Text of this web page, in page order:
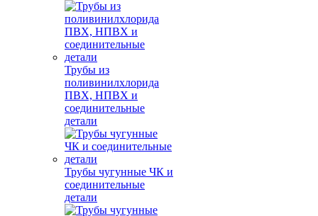
Трубы из
поливинилхлорида
ПВХ, НПВХ и
соединительные
детали
Трубы чугунные ЧК и
соединительные
детали